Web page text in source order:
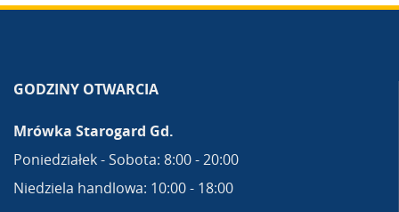
GODZINY OTWARCIA
Mrówka Starogard Gd.
Poniedziałek - Sobota: 8:00 - 20:00
Niedziela handlowa: 10:00 - 18:00